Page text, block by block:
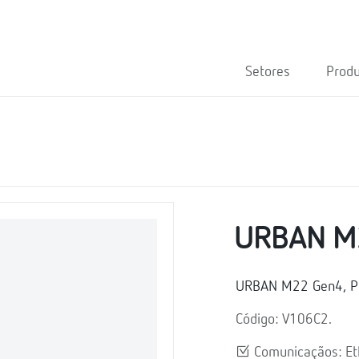
Setores
URBAN
URBAN M22 Gen4,
Código: V106C2.
Comunicaçãos: